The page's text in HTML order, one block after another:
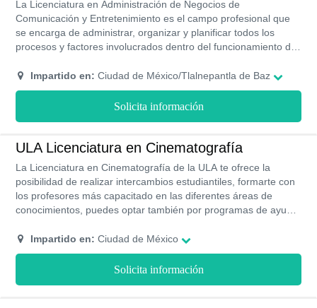
La Licenciatura en Administración de Negocios de
Comunicación y Entretenimiento es el campo profesional que
se encarga de administrar, organizar y planificar todos los
procesos y factores involucrados dentro del funcionamiento de
que seas un profesional con habilidades innovadoras capaz de
llevar una buena gestión de este tipo de negocios, así como
diseñar proyectos que involucren al entretenimiento con el
avance de la sociedad. Actualmente esta licenciatura se
duración de 3 años aproximadamente.
Impartido en: Ciudad de México/Tlalnepantla de Baz
Solicita información
ULA Licenciatura en Cinematografía
La Licenciatura en Cinematografía de la ULA te ofrece la
posibilidad de realizar intercambios estudiantiles, formarte con
los profesores más capacitado en las diferentes áreas de
conocimientos, puedes optar también por programas de ayuda
tiempo. La universidad cuenta con acreditación lisa y llana
emitida por la SEP.
Impartido en: Ciudad de México
Solicita información